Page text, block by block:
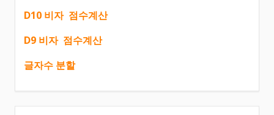
D10 비자 점수계산
D9 비자 점수계산
글자수 분할